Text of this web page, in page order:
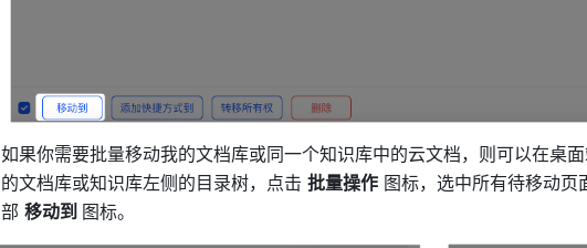
如果你需要批量移动我的文档库或同一个知识库中的云文档，则可以在桌
的文档库或知识库左侧的目录树，点击 批量操作 图标，选中所有待移动页
部 移动到 图标。